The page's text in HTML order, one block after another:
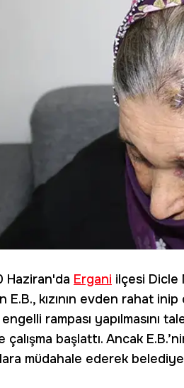
Haziran'da Ergani ilçesi Dicle
E.B., kızının evden rahat
rampası yapılmasını
çalışma başlattı. Ancak
müdahale ederek